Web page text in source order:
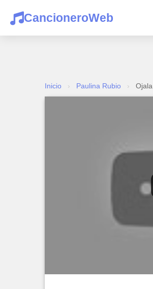
CancioneroWeb
Inicio › Paulina Rubio › Ojala